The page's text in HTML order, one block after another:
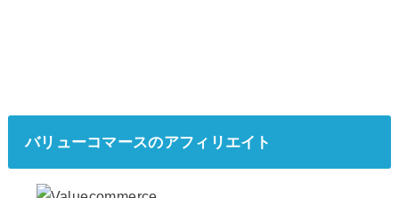
バリューコマースのアフィリエイト